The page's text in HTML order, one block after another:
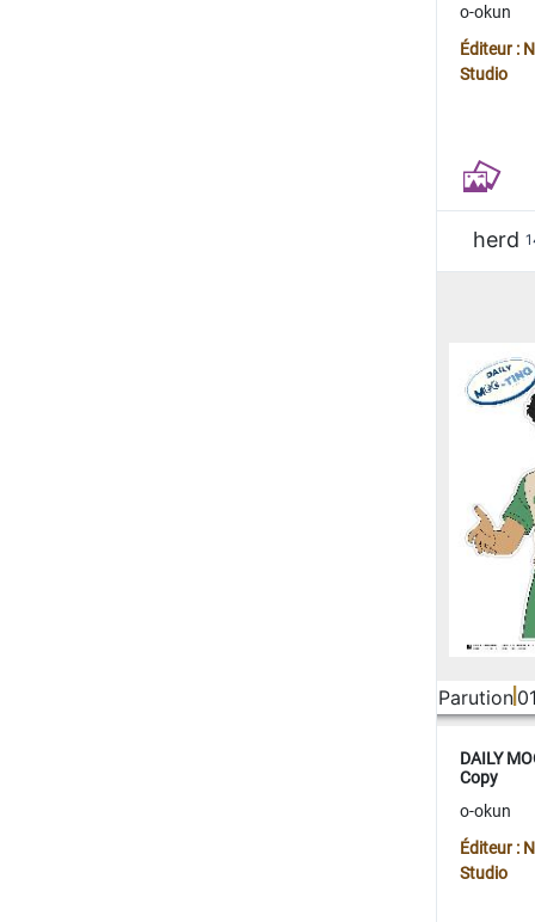
o-okun
Éditeur :
Studio
herd
Parution
DAILY
Copy
o-okun
Éditeur :
Studio